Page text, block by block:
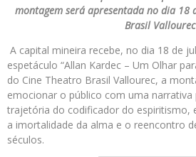
montagem será apresentada no dia 18
Brasil Vallourec
A capital mineira recebe, no dia 18 de
espetáculo “Allan Kardec – Um Olhar
do Cine Theatro Brasil Vallourec, a
emocionar o público com uma
trajetória do codificador do espiritismo,
a imortalidade da alma e o reencontro
séculos.